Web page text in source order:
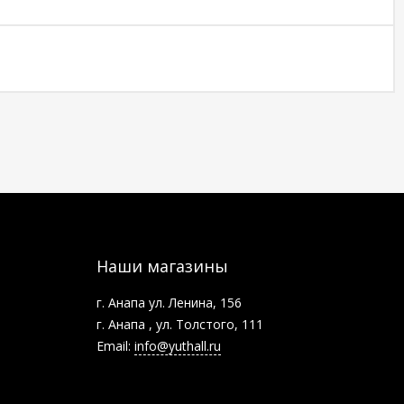
Наши магазины
г. Анапа ул. Ленина, 156
г. Анапа , ул. Толстого, 111
Email: info@yuthall.ru